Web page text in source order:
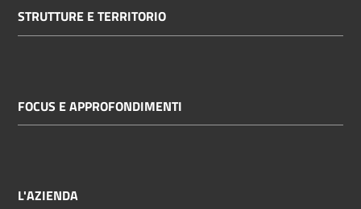
STRUTTURE E TERRITORIO
FOCUS E APPROFONDIMENTI
L'AZIENDA